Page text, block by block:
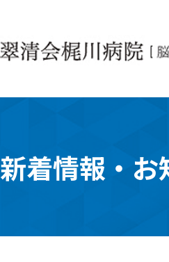
新着情報・お